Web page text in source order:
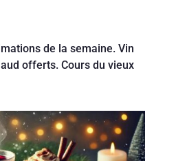
de la semaine. Vin
offerts. Cours du vieux